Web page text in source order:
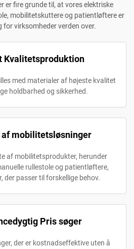
er fire grunde til, at vores elektriske
mobilitetskuttere og patientløftere er
for virksomheder verden over.
Kvalitetsproduktion
med materialer af højeste kvalitet
holdbarhed og sikkerhed.
mobilitetsløsninger
af mobilitetsprodukter, herunder
rullestole og patientløftere,
der passer til forskellige behov.
Pris søger
der er kostnadseffektive uten å